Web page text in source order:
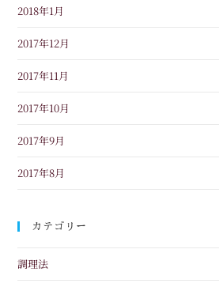
2018年1月
2017年12月
2017年11月
2017年10月
2017年9月
2017年8月
カテゴリー
調理法